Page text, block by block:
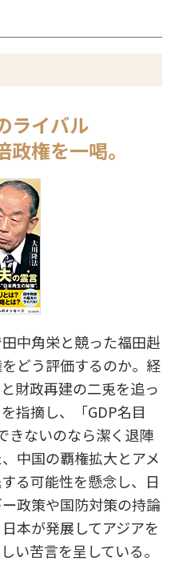
ライバル
権を一喝。
中角栄と競った福田赳
どう評価するのか。経
財政再建の二兎を追っ
指摘し、「GDP名目
きないのなら潔く退陣
中国の覇権拡大とアメ
る可能性を懸念し、日
政策や国防対策の持論
本が発展してアジアを
い苦言を呈している。